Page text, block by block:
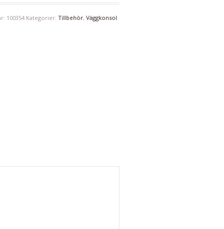
100354 Kategorier: Tillbehör, Väggkonsol